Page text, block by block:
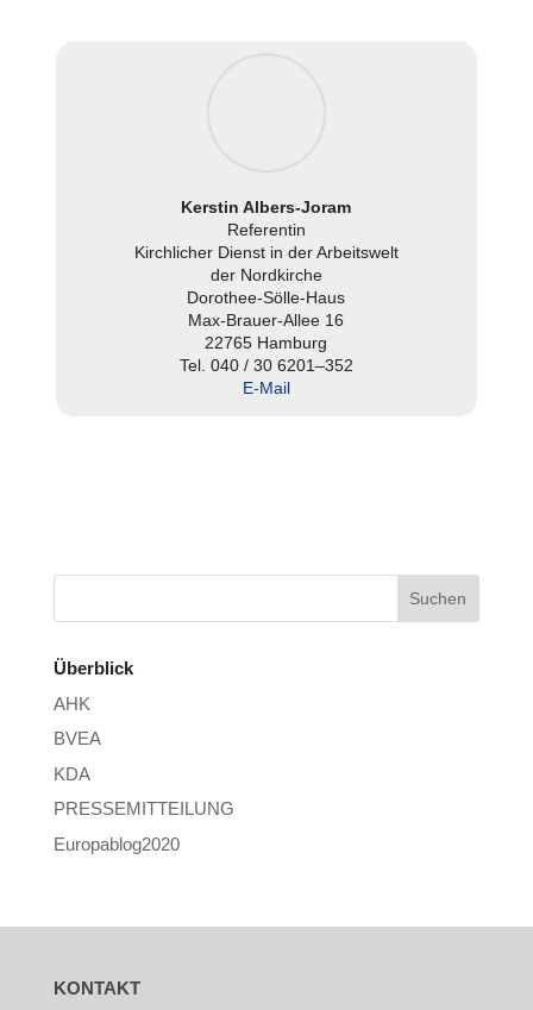
Kerstin Albers-Joram
Refe­ren­tin
Kirch­li­cher Dienst in der Arbeits­welt
der Nord­kir­che
Dorothee-Sölle-Haus
Max-Brauer-Allee 16
22765 Hamburg
Tel. 040 / 30 6201–352
E‑Mail
Überblick
AHK
BVEA
KDA
PRESSEMITTEILUNG
Europablog2020
KONTAKT